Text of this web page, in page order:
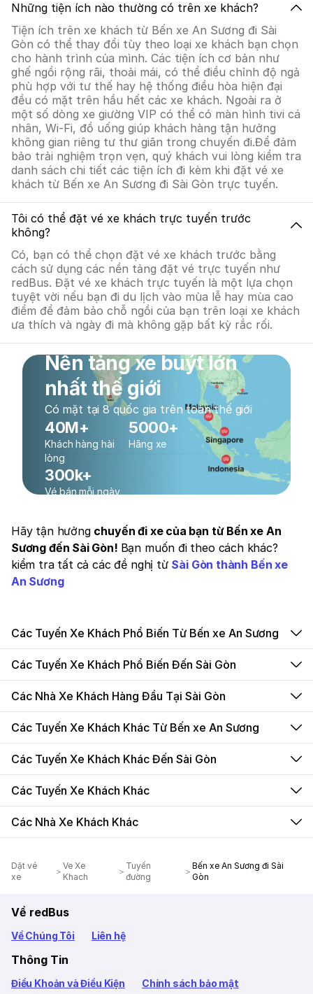
Những tiện ích nào thường có trên xe khách?
Tiện ích trên xe khách từ Bến xe An Sương đi Sài
Gòn có thể thay đổi tùy theo loại xe khách bạn chọn
cho hành trình của mình. Các tiện ích cơ bản như
ghế ngồi rộng rãi, thoải mái, có thể điều chỉnh độ ngả
phù hợp với tư thế hay hệ thống điều hòa hiện đại
đều có mặt trên hầu hết các xe khách. Ngoài ra ở
một số dòng xe giường VIP có thể có màn hình tivi cá
nhân, Wi-Fi, đồ uống giúp khách hàng tận hưởng
không gian riêng tư thư giãn trong chuyến đi.Để đảm
bảo trải nghiệm trọn vẹn, quý khách vui lòng kiểm tra
danh sách chi tiết các tiện ích đi kèm khi đặt vé xe
khách từ Bến xe An Sương đi Sài Gòn trực tuyến.
Tôi có thể đặt vé xe khách trực tuyến trước
không?
Có, bạn có thể chọn đặt vé xe khách trước bằng
cách sử dụng các nền tảng đặt vé trực tuyến như
redBus. Đặt vé xe khách trực tuyến là một lựa chọn
tuyệt vời nếu bạn đi du lịch vào mùa lễ hay mùa cao
điểm để đảm bảo chỗ ngồi của bạn trên loại xe khách
ưa thích và ngày đi mà không gặp bất kỳ rắc rối.
Nền tảng xe buýt lớn
nhất thế giới
Có mặt tại 8 quốc gia trên toàn thế giới
40M+
Khách hàng hài
lòng
5000+
Hãng xe
300k+
Vé bán mỗi ngày
Hãy tận hưởng chuyến đi xe của bạn từ Bến xe An
Sương đến Sài Gòn! Bạn muốn đi theo cách khác?
kiểm tra tất cả các đề nghị từ Sài Gòn thành Bến xe
An Sương
Các Tuyến Xe Khách Phổ Biến Từ Bến xe An Sương
Các Tuyến Xe Khách Phổ Biến Đến Sài Gòn
Các Nhà Xe Khách Hàng Đầu Tại Sài Gòn
Các Tuyến Xe Khách Khác Từ Bến xe An Sương
Các Tuyến Xe Khách Khác Đến Sài Gòn
Các Tuyến Xe Khách Khác
Các Nhà Xe Khách Khác
Dặt vé
xe
Ve Xe
Khach
Tuyến
đường
Bến xe An Sương đi Sài
Gòn
Về redBus
Về Chúng Tôi Liên hệ
Thông Tin
Điều Khoản và Điều Kiện Chính sách bảo mật